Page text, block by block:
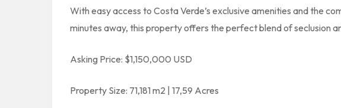
With easy access to Costa Verde’s exclusive amenities and the
minutes away, this property offers the perfect blend of seclusion
Asking Price: $1,150,000 USD
Property Size: 71,181 m2 | 17,59 Acres